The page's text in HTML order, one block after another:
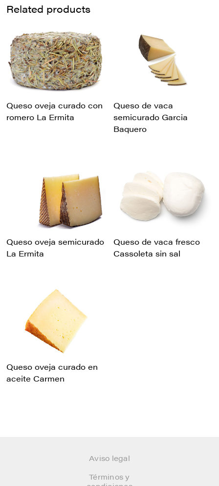
Related products
Queso oveja curado con
romero La Ermita
Queso de vaca
semicurado Garcia
Baquero
Queso oveja semicurado
La Ermita
Queso de vaca fresco
Cassoleta sin sal
Queso oveja curado en
aceite Carmen
Aviso legal
Términos y